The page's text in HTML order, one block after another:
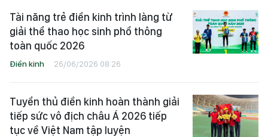
Tài năng trẻ điền kinh trình làng từ
giải thể thao học sinh phổ thông
toàn quốc 2026
Điền kinh 26/06/2026 08:26
Tuyển thủ điền kinh hoàn thành giải
tiếp sức vô địch châu Á 2026 tiếp
tục về Việt Nam tập luyện